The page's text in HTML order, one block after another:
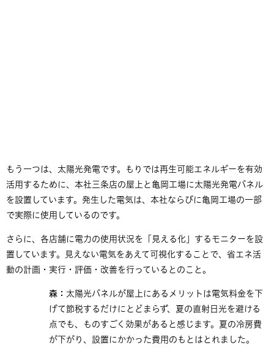
もう一つは、太陽光発電です。もりでは再生可能エネルギーを有効
活用するために、本社三条店の屋上と亀岡工場に太陽光発電パネル
を設置しています。発生した電気は、本社ならびに亀岡工場の一部
で実際に使用しているのです。
さらに、各店舗に電力の使用状況を「見える化」するモニターを設
置しています。見えない電気をあえて可視化することで、省エネ活
動の計画・実行・評価・改善を行っているとのこと。
森： 太陽光パネルが屋上にあるメリットは電気料金を下
げて節税するだけにとどまらず、夏の直射日光を避ける
点でも、ものすごく効果があると感じます。夏の冷房費
が下がり、設置にかかった費用のもとはとれました。